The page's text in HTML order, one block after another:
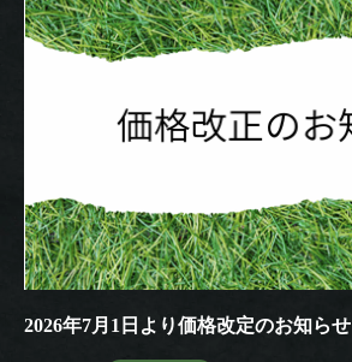
2026年7月1日より価格改定のお知らせ